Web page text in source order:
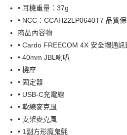
1.分期款項不併入電信帳單，「大哥付你分
醒簡訊。
2.透過簡訊連結打開帳單後，可選擇「超商
帳／街口支付／iPASS MONEY」等通路繳費
【注意事項】
1.本服務係由「台灣大哥大股份有限公司」
用戶於交易時，得透過本服務購買商品或服
買賣價金債權讓與本公司後，依約使用本公
2.基於同意付款使用「大哥付你分期」之契
資料（包含姓名、電話或地址）提供予台灣
由本公司與您本人進行分期帳單所需資料之
3.完整用戶服務條款，請詳閱以下連結：
【「AFTEE先享後付」結帳流程】
１．於結帳方式選擇「AFTEE先享後付」
結帳頁面，進行簡訊認證並確認金額後，即
２．訂單成立數日內，您將收到繳費通知簡
３．收到繳費通知簡訊後14天內，點擊此簡
ATM／網路銀行／等多元方式進行付款，方
※ 請注意：結帳手續完成當下不需立刻繳
購買商品的店家。未經商家同意取消之訂單
後付繳納相關費用。
是否繳費成功／繳費後需取消欲退款等相關
客戶支援中心」https://
【注意事項】
１．透過由恩沛科技股份有限公司提供之「
每筆NT$80，滿NT$1,999(含以上)免運
付款後全家取貨
每筆NT$80，滿NT$1,999(含以上)免運
7-11取貨付款
每筆NT$80，滿NT$1,999(含以上)免運
每筆NT$80，滿NT$1,999(含以上)免運
宅配
• 耳機重量：37g
• NCC：CCAH22LP0640T7 品質
商品內容物
• Cardo FREECOM 4X 安全帽通訊
• 40mm JBL喇叭
• 機座
• 固定器
• USB-C充電線
• 軟線麥克風
• 支架麥克風
• 1副方形魔鬼氈